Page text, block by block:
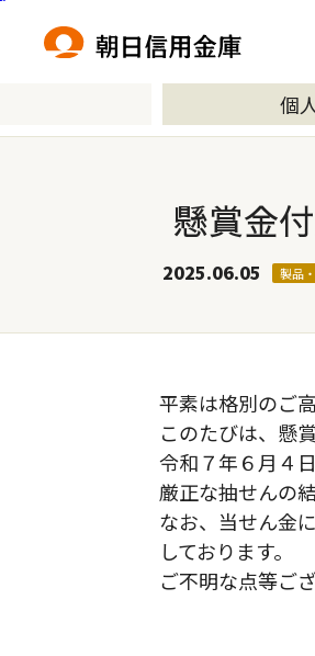
個
懸賞金
2025.06.05 製品
平素は格別のご
このたびは、懸
令和７年６月４
厳正な抽せんの
なお、当せん金
しております。
ご不明な点等ご